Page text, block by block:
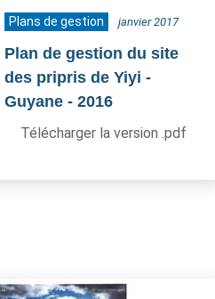
Plans de gestion janvier 2017
Plan de gestion du site
des pripris de Yiyi -
Guyane - 2016
Télécharger la version .pdf